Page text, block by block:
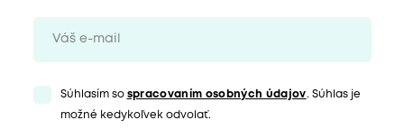
Súhlasím so spracovaním osobných údajov. Súhlas je
možné kedykoľvek odvolať.